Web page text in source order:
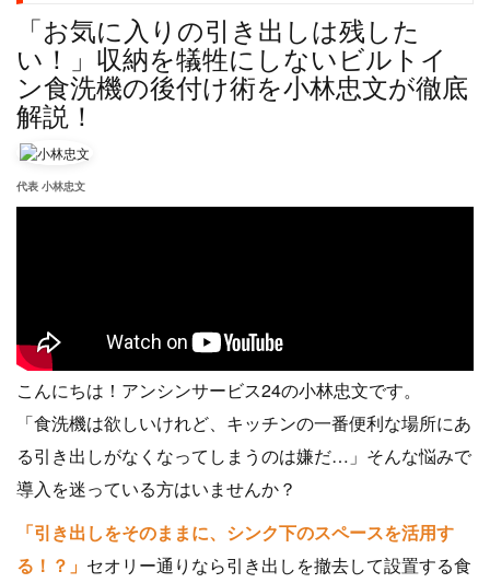
「お気に入りの引き出しは残した
い！」収納を犠牲にしないビルトイ
ン食洗機の後付け術を小林忠文が徹底
解説！
代表 小林忠文
こんにちは！アンシンサービス24の小林忠文です。
「食洗機は欲しいけれど、キッチンの一番便利な場所にあ
る引き出しがなくなってしまうのは嫌だ…」そんな悩みで
導入を迷っている方はいませんか？
「引き出しをそのままに、シンク下のスペースを活用す
る！？」 セオリー通りなら引き出しを撤去して設置する食